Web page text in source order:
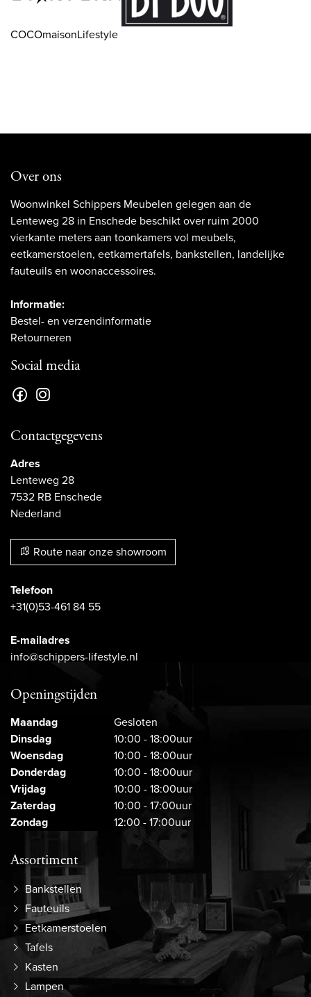
COCOmaisonLifestyle
Over ons
Woonwinkel Schippers Meubelen gelegen aan de
Lenteweg 28 in Enschede beschikt over ruim 2000
vierkante meters aan toonkamers vol meubels,
eetkamerstoelen, eetkamertafels, bankstellen, landelijke
fauteuils en woonaccessoires.
Informatie:
Bestel- en verzendinformatie
Retourneren
Social media
Contactgegevens
Adres
Lenteweg 28
7532 RB Enschede
Nederland
Route naar onze showroom
Telefoon
+31(0)53-461 84 55
E-mailadres
info@schippers-lifestyle.nl
Openingstijden
Maandag
Gesloten
Dinsdag
10:00 - 18:00uur
Woensdag
10:00 - 18:00uur
Donderdag
10:00 - 18:00uur
Vrijdag
10:00 - 18:00uur
Zaterdag
10:00 - 17:00uur
Zondag
12:00 - 17:00uur
Assortiment
Bankstellen
Fauteuils
Eetkamerstoelen
Tafels
Kasten
Lampen